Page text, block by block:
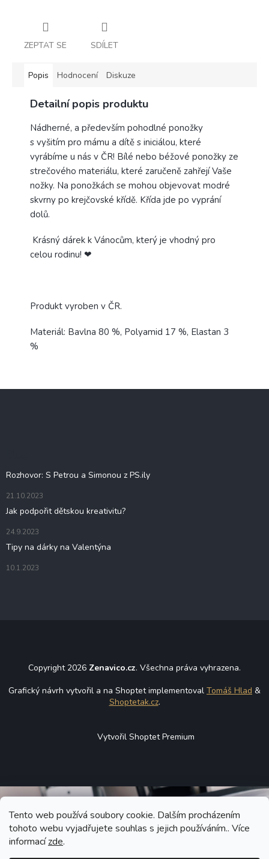
Tento web používá soubory cookie. Dalším procházením
tohoto webu vyjadřujete souhlas s jejich používáním.. Více
informacízde.
ZEPTAT SE SDÍLET
Popis Hodnocení Diskuze
Detailní popis produktu
Nádherné, a především pohodlné ponožky
s vyšitím pro mámu a dítě s iniciálou, které
vyrábíme u nás v ČR! Bílé nebo béžové ponožky ze
strečového materiálu, které zaručeně zahřejí Vaše
nožky. Na ponožkách se mohou objevovat modré
skvrny po krejčovské křídě. Křída jde po vyprání
dolů.
Krásný dárek k Vánocům, který je vhodný pro
celou rodinu! ❤
Produkt vyroben v ČR.
Materiál: Bavlna 80 %, Polyamid 17 %, Elastan 3
%
Rozhovor: S Petrou a Simonou z PS.ily
21.10.2023
Jak podpořit dětskou kreativitu?
24.9.2023
Tipy na dárky na Valentýna
10.1.2023
Copyright 2026 Zenavico.cz. Všechna práva vyhrazena.
Grafický návrh vytvořil a na Shoptet implementoval Tomáš Hlad &
Shoptetak.cz.
Vytvořil Shoptet Premium